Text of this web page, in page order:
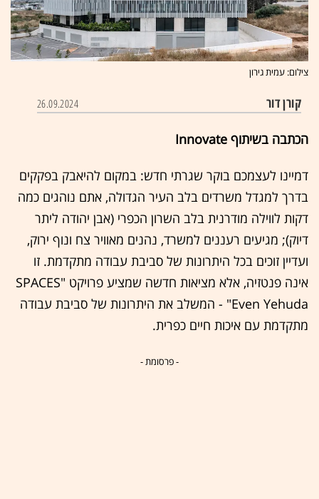
צילום: עמית גירון
קורן דור 26.09.2024
הכתבה בשיתוף Innovate
דמיינו לעצמכם בוקר שגרתי חדש: במקום להיאבק בפקקים
בדרך למגדל משרדים בלב העיר הגדולה, אתם נוהגים כמה
דקות לווילה מודרנית בלב השרון הכפרי (אבן יהודה ליתר
דיוק); מגיעים רעננים למשרד, נהנים מאוויר צח ונוף ירוק,
ועדיין זוכים בכל היתרונות של סביבת עבודה מתקדמת. זו
אינה פנטזיה, אלא מציאות חדשה שמציע פרויקט "SPACES
Even Yehuda" - המשלב את היתרונות של סביבת עבודה
מתקדמת עם איכות חיים כפרית.
- פרסומת -